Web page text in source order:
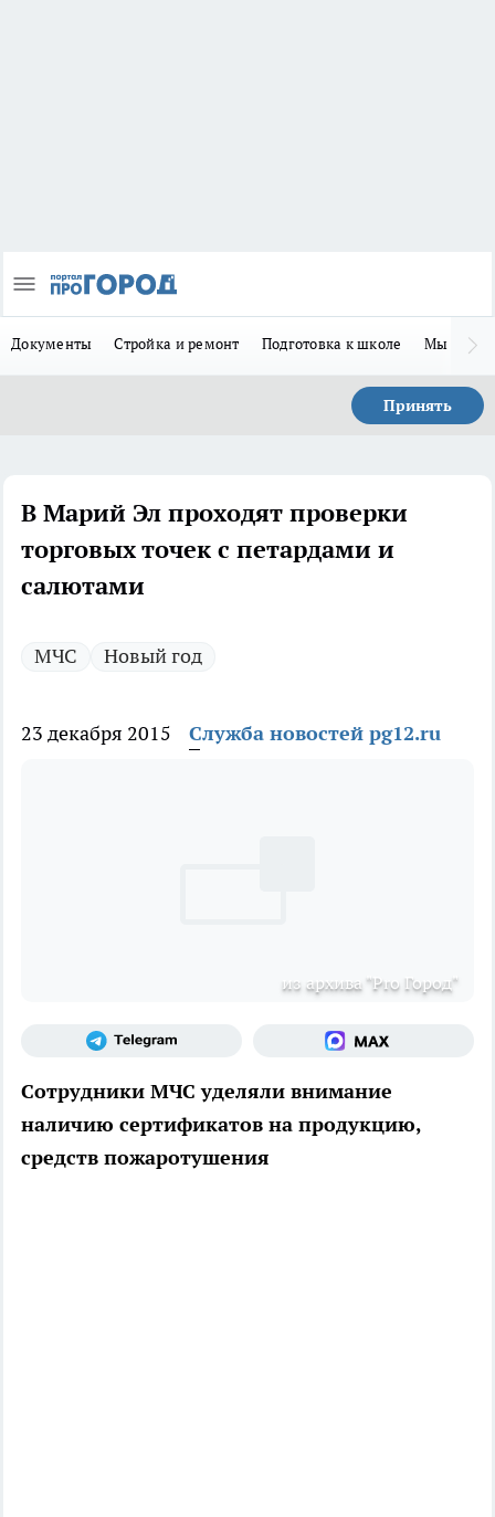
Документы Стройка и ремонт Подготовка к школе Мы в MAX
Принять
В Марий Эл проходят проверки
торговых точек с петардами и
салютами
МЧС Новый год
23 декабря 2015 Служба новостей pg12.ru
из архива "Pro Город"
Сотрудники МЧС уделяли внимание
наличию сертификатов на продукцию,
средств пожаротушения